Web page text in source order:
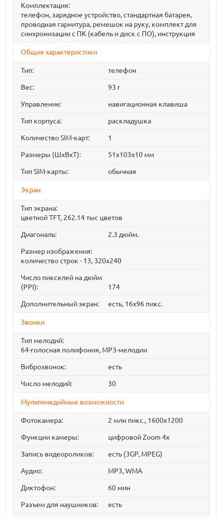
Комплектация:
телефон, зарядное устройство, стандартная батарея,
проводная гарнитура, ремешок на руку, комплект для
синхронизации с ПК (кабель и диск с ПО), инструкция
Общие характеристики
Тип: телефон
Вес: 93 г
Управление: навигационная клавиша
Тип корпуса: раскладушка
Количество SIM-карт: 1
Размеры (ШxВxТ): 51x103x10 мм
Тип SIM-карты: обычная
Экран
Тип экрана:
цветной TFT, 262.14 тыс цветов
Диагональ: 2.3 дюйм.
Размер изображения:
количество строк - 13, 320x240
Число пикселей на дюйм
(PPI):
174
Дополнительный экран: есть, 16x96 пикс.
Звонки
Тип мелодий:
64-голосная полифония, MP3-мелодии
Виброзвонок: есть
Число мелодий: 30
Мультимедийные возможности
Фотокамера: 2 млн пикс., 1600x1200
Функции камеры: цифровой Zoom 4x
Запись видеороликов: есть (3GP, MPEG)
Аудио: MP3, WMA
Диктофон: 60 мин
Разъем для наушников: есть